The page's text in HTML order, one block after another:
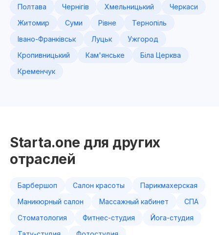
Полтава
Чернігів Хмельницький
Черкаси
Житомир
Суми Рівне
Тернопіль
Івано-Франківськ
Луцьк
Ужгород
Кропивницький
Кам'янське
Біла Церква
Кременчук
Starta.one для других
отраслей
Барбершоп Салон красоты
Парикмахерская
Маникюрный салон
Массажный кабинет
СПА
Стоматология
Фитнес-студия
Йога-студия